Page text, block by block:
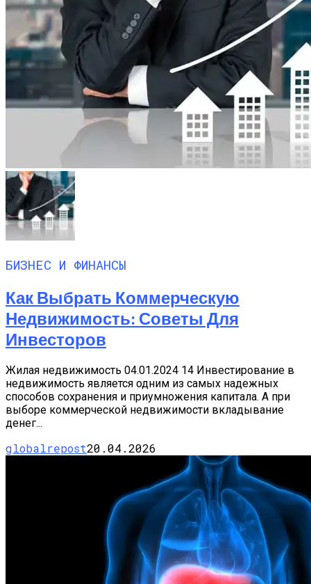
БИЗНЕС И ФИНАНСЫ
Как Выбрать Коммерческую
Недвижимость: Советы Для
Инвесторов
Жилая недвижимость 04.01.2024 14 Инвестирование в
недвижимость является одним из самых надежных
способов сохранения и приумножения капитала. А при
выборе коммерческой недвижимости вкладывание
денег...
globalrepost20.04.2026